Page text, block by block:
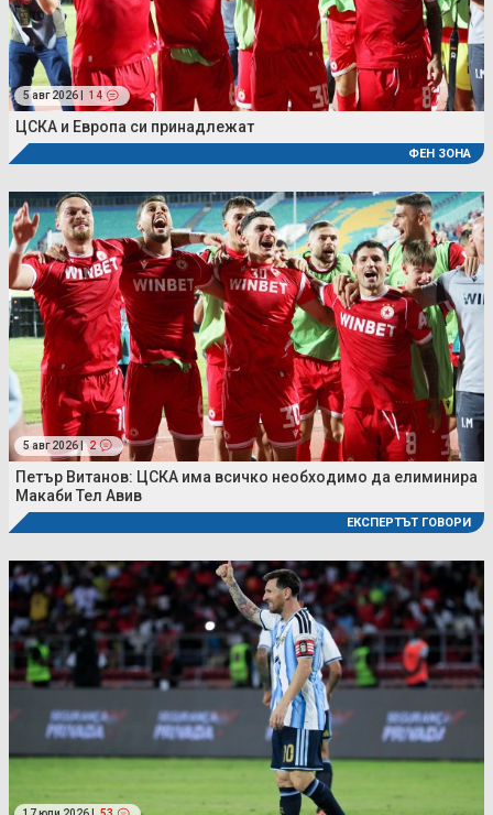
5 авг 2026 | 14
ЦСКА и Европа си принадлежат
ФЕН ЗОНА
5 авг 2026 | 2
Петър Витанов: ЦСКА има всичко необходимо да елиминира
Макаби Тел Авив
ЕКСПЕРТЪТ ГОВОРИ